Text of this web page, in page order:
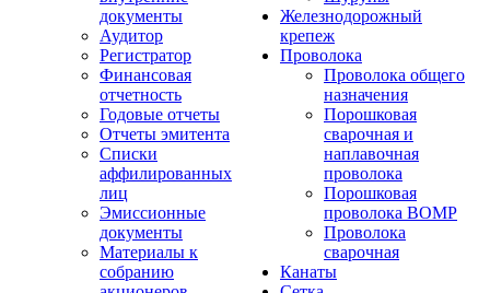
документы
Аудитор
Регистратор
Финансовая
отчетность
Годовые отчеты
Отчеты эмитента
Списки
аффилированных
лиц
Эмиссионные
документы
Материалы к
собранию
Железнодорожный
крепеж
Проволока
Проволока общего
назначения
Порошковая
сварочная и
наплавочная
проволока
Порошковая
проволока ВОМР
Проволока
сварочная
Канаты